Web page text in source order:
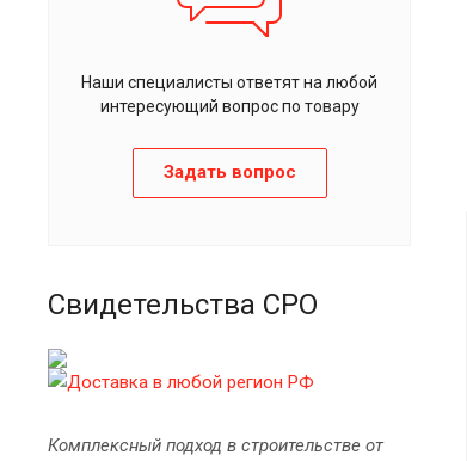
Наши специалисты ответят на любой
интересующий вопрос по товару
Задать вопрос
Свидетельства СРО
Комплексный подход в строительстве от